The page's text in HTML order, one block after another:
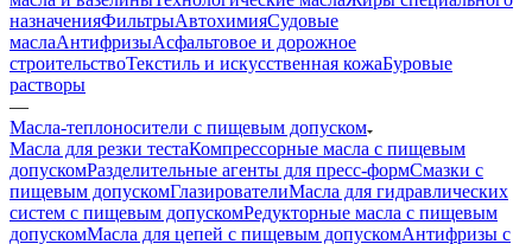
назначенияФильтрыАвтохимияСудовые
маслаАнтифризыАсфальтовое и дорожное
строительствоТекстиль и искусственная кожаБуровые
растворы
—
Масла-теплоносители с пищевым допуском
Масла для резки тестаКомпрессорные масла с пищевым
допускомРазделительные агенты для пресс-формСмазки с
пищевым допускомГлазирователиМасла для гидравлических
систем с пищевым допускомРедукторные масла с пищевым
допускомМасла для цепей с пищевым допускомАнтифризы с